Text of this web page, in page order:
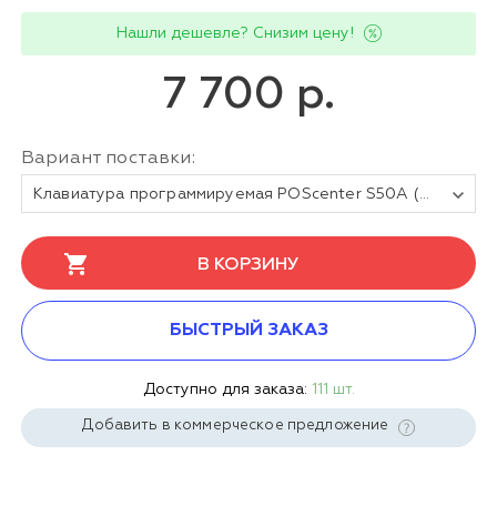
Нашли дешевле? Снизим цену!
7 700 р.
Вариант поставки:
Клавиатура программируемая POScenter S50A (50 клавиш, MSR, ключ, USB), чёрная
В КОРЗИНУ
БЫСТРЫЙ ЗАКАЗ
Доступно для заказа: 111 шт.
Добавить в коммерческое предложение